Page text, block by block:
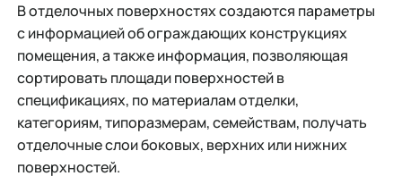
В отделочных поверхностях создаются параметры
с информацией об ограждающих конструкциях
помещения, а также информация, позволяющая
сортировать площади поверхностей в
спецификациях, по материалам отделки,
категориям, типоразмерам, семействам, получать
отделочные слои боковых, верхних или нижних
поверхностей.